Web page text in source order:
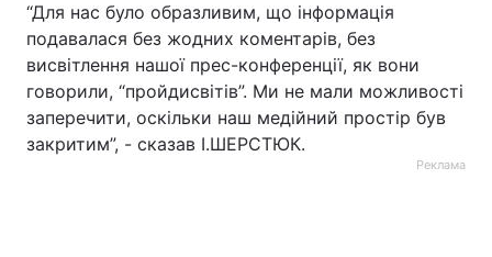
“Для нас було образливим, що інформація
подавалася без жодних коментарів, без
висвітлення нашої прес-конференції, як вони
говорили, “пройдисвітів”. Ми не мали можливості
заперечити, оскільки наш медійний простір був
закритим”, - сказав І.ШЕРСТЮК.
Реклама